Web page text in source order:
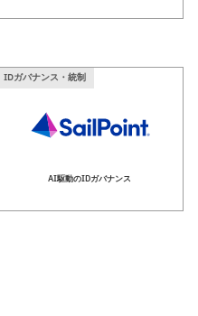
IDガバナンス・統制
AI駆動のIDガバナンス